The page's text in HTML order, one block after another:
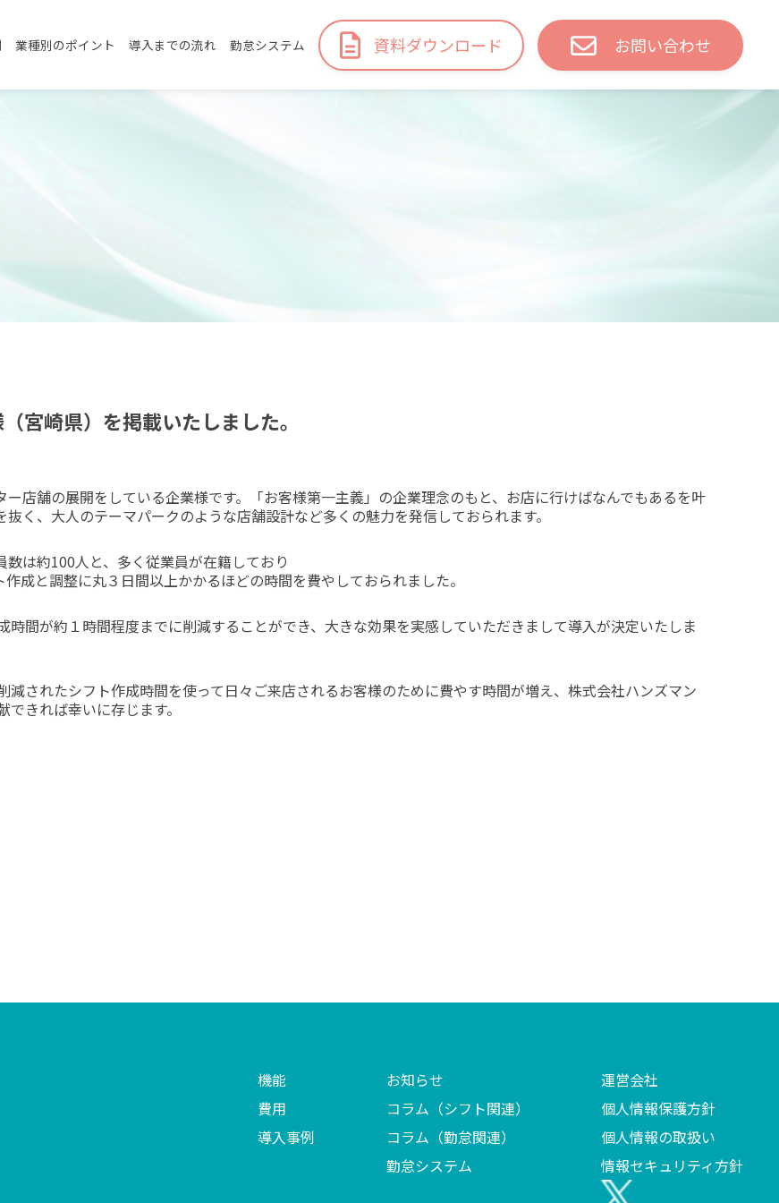
業種別のポイント 導入までの流れ 勤怠システム 資料ダウンロード お問い合わせ
宮崎県）を掲載いたしました。
店舗の展開をしている企業様です。「お客様第一主義」の企業理念のもと、お店に行けばなんでもあるを叶
く、大人のテーマパークのような店舗設計など多くの魅力を発信しておられます。
は約100人と、多く従業員が在籍しており
成と調整に丸３日間以上かかるほどの時間を費やしておられました。
間が約１時間程度までに削減することができ、大きな効果を実感していただきまして導入が決定いたしま
されたシフト作成時間を使って日々ご来店されるお客様のために費やす時間が増え、株式会社ハンズマン
きれば幸いに存じます。
機能
費用
導入事例
お知らせ
コラム（シフト関連）
コラム（勤怠関連）
勤怠システム
運営会社
個人情報保護方針
個人情報の取扱い
情報セキュリティ方針